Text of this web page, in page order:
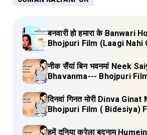
बनवारी हो हमारा के Banwari
Bhojpuri Film (Laagi Nahi
नीक सैंयां बिन भवनमां Neek Saiyan Bin
Bhavanma--- Bhojpuri
दिनवां गिनत मोरी Dinva
Bhojpuri Film ( Bidesiya)
हमें दुनिया करेला बदनाम